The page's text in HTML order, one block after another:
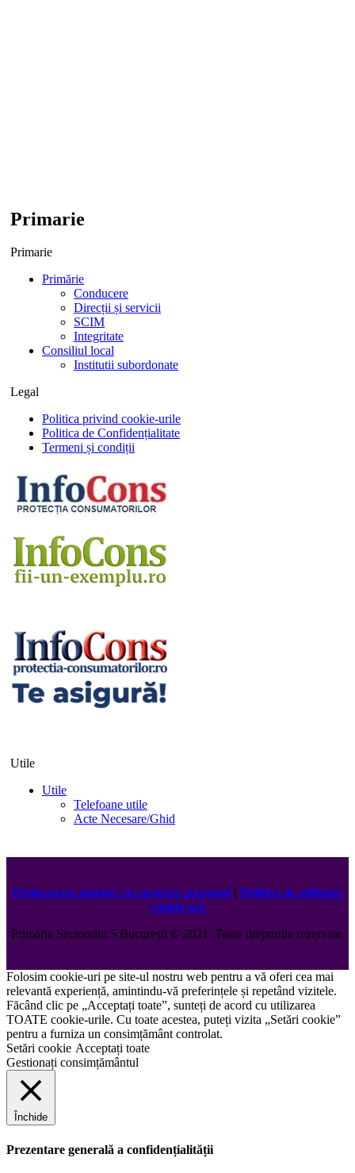
Primarie
Primarie
Primărie
Conducere
Direcții și servicii
SCIM
Integritate
Consiliul local
Institutii subordonate
Legal
Politica privind cookie-urile
Politica de Confidențialitate
Termeni și condiții
Utile
Utile
Telefoane utile
Acte Necesare/Ghid
Prelucrarea datelor cu caracter personal
Politica de utilizare
cookie-uri
Primăria Sectorului 5 București ©️2021. Toate drepturile rezervate.
Folosim cookie-uri pe site-ul nostru web pentru a vă oferi cea mai
relevantă experiență, amintindu-vă preferințele și repetând vizitele.
Făcând clic pe „Acceptați toate”, sunteți de acord cu utilizarea
TOATE cookie-urile. Cu toate acestea, puteți vizita „Setări cookie”
pentru a furniza un consimțământ controlat.
Setări cookie Acceptați toate
Gestionați consimțământul
Închide
Prezentare generală a confidențialității